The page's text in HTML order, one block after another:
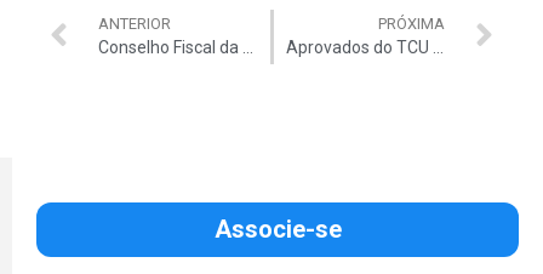
ANTERIOR
Conselho Fiscal da Auditar aprova prestação de contas da entidade referente ao exercício 2025/2026
PRÓXIMA
Aprovados do TCU 2026
Associe-se